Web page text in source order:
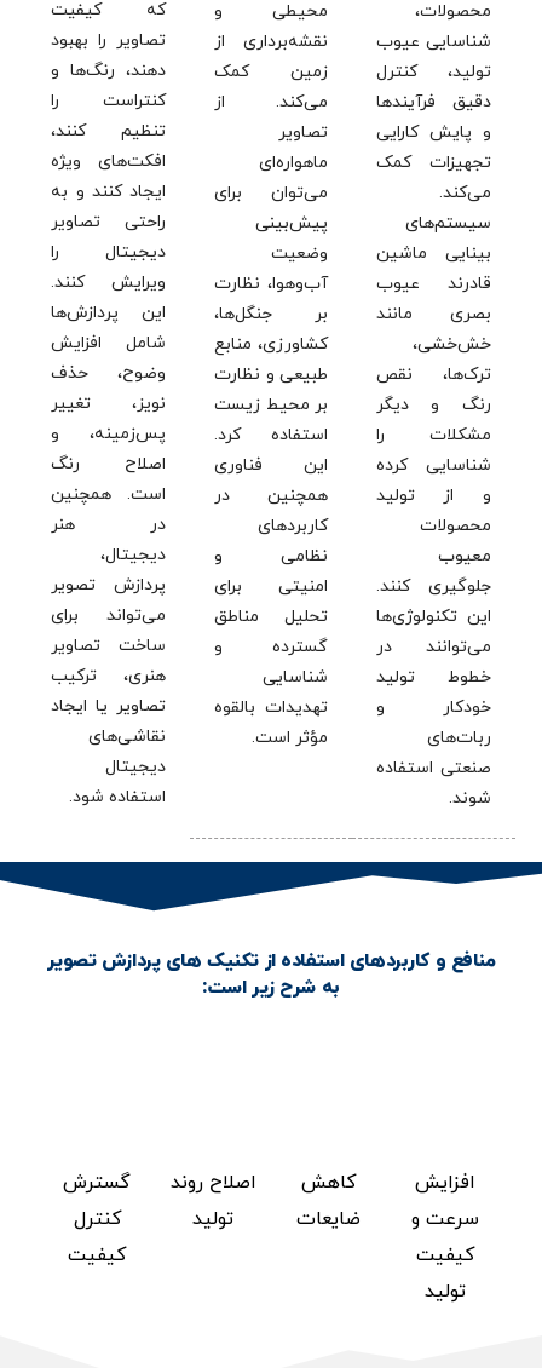
محصولات،
شناسایی عیوب
تولید، کنترل
دقیق فرآیندها
و پایش کارایی
تجهیزات کمک
می‌کند.
سیستم‌های
بینایی ماشین
قادرند عیوب
بصری مانند
خش‌خشی،
ترک‌ها، نقص
رنگ و دیگر
مشکلات را
شناسایی کرده
و از تولید
محصولات
معیوب
جلوگیری کنند.
این تکنولوژی‌ها
می‌توانند در
خطوط تولید
خودکار و
ربات‌های
صنعتی استفاده
شوند.
محیطی و
نقشه‌برداری از
زمین کمک
می‌کند. از
تصاویر
ماهواره‌ای
می‌توان برای
پیش‌بینی
وضعیت
آب‌وهوا، نظارت
بر جنگل‌ها،
کشاورزی، منابع
طبیعی و نظارت
بر محیط زیست
استفاده کرد.
این فناوری
همچنین در
کاربردهای
نظامی و
امنیتی برای
تحلیل مناطق
گسترده و
شناسایی
تهدیدات بالقوه
مؤثر است.
که کیفیت
تصاویر را بهبود
دهند، رنگ‌ها و
کنتراست را
تنظیم کنند،
افکت‌های ویژه
ایجاد کنند و به
راحتی تصاویر
دیجیتال را
ویرایش کنند.
این پردازش‌ها
شامل افزایش
وضوح، حذف
نویز، تغییر
پس‌زمینه، و
اصلاح رنگ
است. همچنین
در هنر
دیجیتال،
پردازش تصویر
می‌تواند برای
ساخت تصاویر
هنری، ترکیب
تصاویر یا ایجاد
نقاشی‌های
دیجیتال
استفاده شود.
منافع و کاربردهای استفاده از تکنیک های پردازش تصویر
به شرح زیر است:
افزایش
سرعت و
کیفیت
تولید
کاهش
ضایعات
اصلاح روند
تولید
گسترش
کنترل
کیفیت